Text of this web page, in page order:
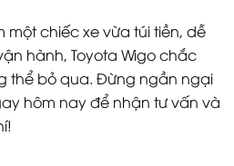
một chiếc xe vừa túi tiền, dễ
hành, Toyota Wigo chắc
thể bỏ qua. Đừng ngần ngại
hôm nay để nhận tư vấn và